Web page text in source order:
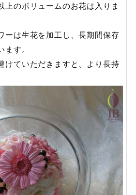
上のボリュームのお花は入りま
ーは生花を加工し、長期間保存
す。
けていただきますと、より長持